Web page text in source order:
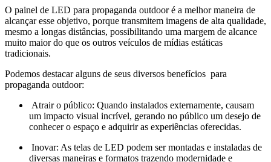
O painel de LED para propaganda outdoor é a melhor maneira de
alcançar esse objetivo, porque transmitem imagens de alta qualidade,
mesmo a longas distâncias, possibilitando uma margem de alcance
muito maior do que os outros veículos de mídias estáticas
tradicionais.
Podemos destacar alguns de seus diversos benefícios para
propaganda outdoor:
Atrair o público: Quando instalados externamente, causam
um impacto visual incrível, gerando no público um desejo de
conhecer o espaço e adquirir as experiências oferecidas.
Inovar: As telas de LED podem ser montadas e instaladas de
diversas maneiras e formatos trazendo modernidade e